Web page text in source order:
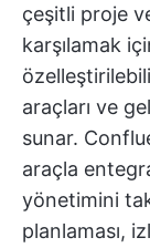
çeşitli proje
karşılamak
araçları ve
sunar.
araçla
yönetimini
planlaması,